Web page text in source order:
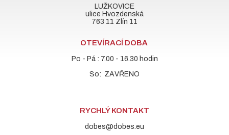
LUŽKOVICE
ulice Hvozdenská
763 11 Zlín 11
OTEVÍRACÍ DOBA
Po - Pá : 7.00 - 16.30 hodin
So: ZAVŘENO
RYCHLÝ KONTAKT
dobes@dobes.eu